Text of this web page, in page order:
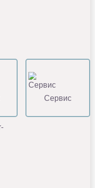
Сервис